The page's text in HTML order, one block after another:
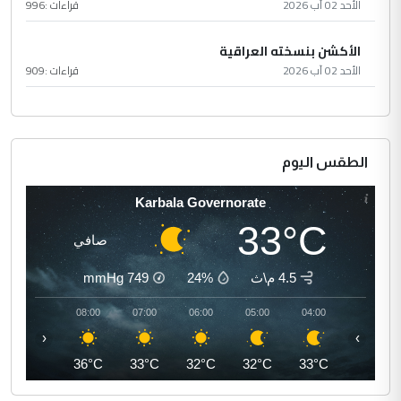
الأحد 02 آب 2026 قراءات :996
الأكشن بنسخته العراقية
الأحد 02 آب 2026 قراءات :909
الطقس اليوم
Karbala Governorate
33°C صافي
4.5 م\ث 24%
749
mmHg
04:00
33°C
05:00
32°C
06:00
32°C
07:00
33°C
08:00
36°C
‹ ›